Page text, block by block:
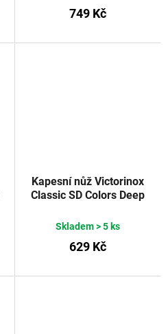
749 Kč
Kapesní nůž Victorinox
Classic SD Colors Deep
Skladem> 5 ks
629 Kč